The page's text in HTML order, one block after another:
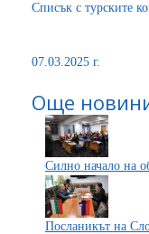
Списък с турските
07.03.2025 г.
Още
Силно начало на
Посланикът на